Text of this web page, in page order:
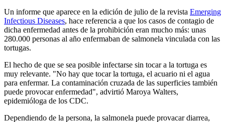
Un informe que aparece en la edición de julio de la revista Emerging
Infectious Diseases, hace referencia a que los casos de contagio de
dicha enfermedad antes de la prohibición eran mucho más: unas
280.000 personas al año enfermaban de salmonela vinculada con las
tortugas.
El hecho de que se sea posible infectarse sin tocar a la tortuga es
muy relevante. "No hay que tocar la tortuga, el acuario ni el agua
para enfermar. La contaminación cruzada de las superficies también
puede provocar enfermedad", advirtió Maroya Walters,
epidemióloga de los CDC.
Dependiendo de la persona, la salmonela puede provacar diarrea,